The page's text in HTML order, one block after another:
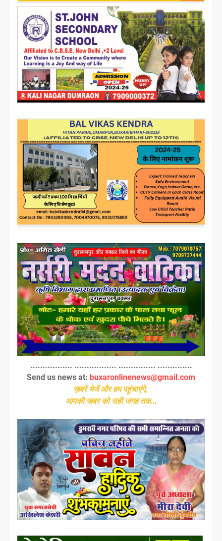
................. ................. ............... ..............
Send us news at: buxaronlinenews@gmail.com
ख़बरें भेजें और हम पहुंचाएंगे,
आपकी खबर को सही जगह तक...